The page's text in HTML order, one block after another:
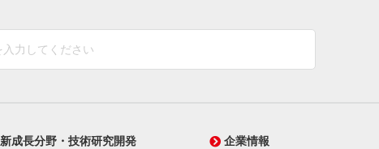
新成長分野・技術研究開発 企業情報